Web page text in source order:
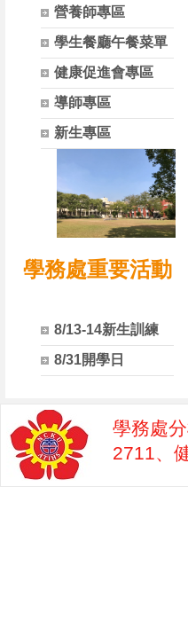
營養師專區
學生餐廳午餐菜單
健康促進會專區
導師專區
新生專區
學務處重要活動
8/13-14新生訓練
8/31開學日
學務處
2711、